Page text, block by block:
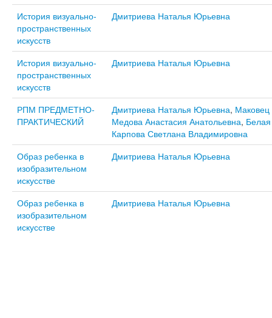
История визуально-
пространственных
искусств
Дмитриева Наталья Юрьевна
История визуально-
пространственных
искусств
Дмитриева Наталья Юрьевна
РПМ ПРЕДМЕТНО-
ПРАКТИЧЕСКИЙ
Дмитриева Наталья Юрьевна,
Медова Анастасия Анатольевна,
Карпова Светлана Владимировна
Образ ребенка в
изобразительном
искусстве
Дмитриева Наталья Юрьевна
Образ ребенка в
изобразительном
искусстве
Дмитриева Наталья Юрьевна